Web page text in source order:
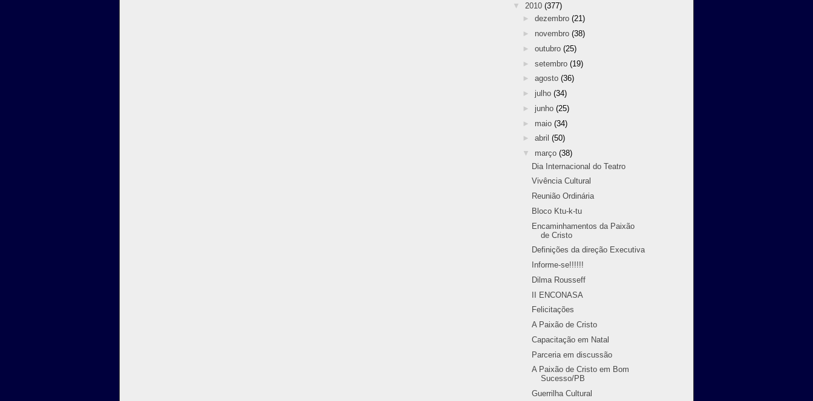
▼ 2010 (377)
► dezembro (21)
► novembro (38)
► outubro (25)
► setembro (19)
► agosto (36)
► julho (34)
► junho (25)
► maio (34)
► abril (50)
▼ março (38)
Dia Internacional do Teatro
Vivência Cultural
Reunião Ordinária
Bloco Ktu-k-tu
Encaminhamentos da Paixão
de Cristo
Definições da direção Executiva
Informe-se!!!!!!
Dilma Rousseff
II ENCONASA
Felicitações
A Paixão de Cristo
Capacitação em Natal
Parceria em discussão
A Paixão de Cristo em Bom
Sucesso/PB
Guerrilha Cultural